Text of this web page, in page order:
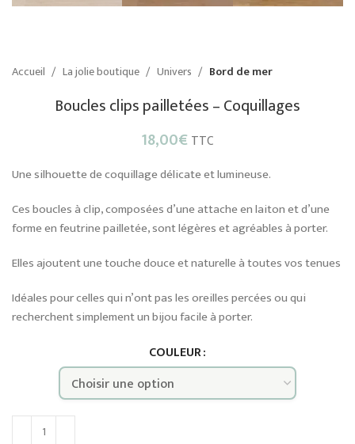
Accueil La jolie boutique Univers Bord de mer
Boucles clips pailletées – Coquillages
18,00€ TTC
Une silhouette de coquillage délicate et lumineuse.
Ces boucles à clip, composées d’une attache en laiton et d’une
forme en feutrine pailletée, sont légères et agréables à porter.
Elles ajoutent une touche douce et naturelle à toutes vos tenues
Idéales pour celles qui n’ont pas les oreilles percées ou qui
recherchent simplement un bijou facile à porter.
COULEUR